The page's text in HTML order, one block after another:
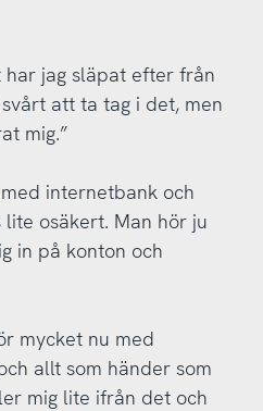
jag släpat efter från
att ta tag i det, men
mig.”
internetbank och
osäkert. Man hör ju
in på konton och
mycket nu med
allt som händer som
mig lite ifrån det och